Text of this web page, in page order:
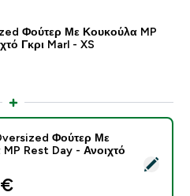
Φούτερ Με Κουκούλα MP
Γκρι Marl - XS
Oversized Φούτερ Με
Φούτερ Με
Rest Day - Ανοιχτό